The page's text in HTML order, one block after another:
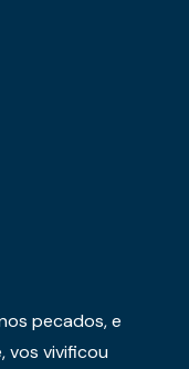
pecados, e
vos vivificou